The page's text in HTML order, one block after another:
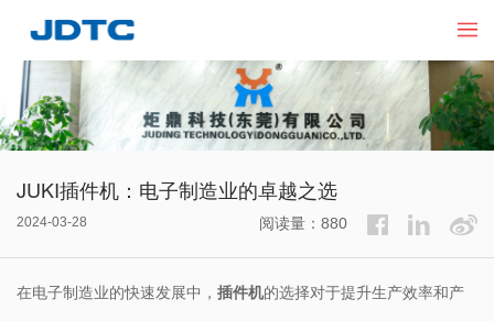
JUKI插件机：电子制造业的卓越之选
2024-03-28 阅读量：880
在电子制造业的快速发展中， 插件机的选择对于提升生产效率和产